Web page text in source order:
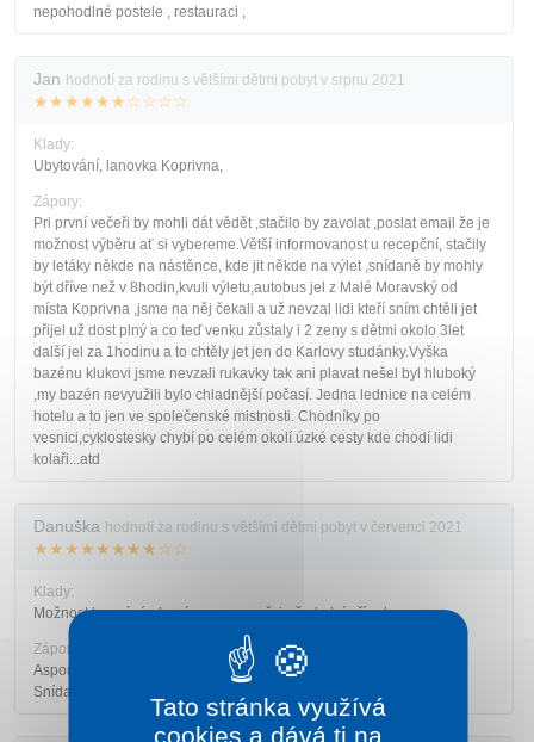
nepohodlné postele , restauraci ,
Jan hodnotí za rodinu s většími dětmi pobyt v srpnu 2021
★★★★★★☆☆☆☆
Klady:
Ubytování, lanovka Koprivna,
Zápory:
Pri první večeři by mohli dát vědět ,stačilo by zavolat ,poslat email že je
možnost výběru ať si vybereme.Větší informovanost u recepční, stačily
by letáky někde na nástěnce, kde jit někde na výlet ,snídaně by mohly
být dříve než v 8hodin,kvuli výletu,autobus jel z Malé Moravský od
místa Koprivna ,jsme na něj čekali a už nevzal lidi kteří sním chtěli jet
přijel už dost plný a co teď venku zůstaly i 2 zeny s dětmi okolo 3let
další jel za 1hodinu a to chtěly jet jen do Karlovy studánky.Vyška
bazénu klukovi jsme nevzali rukavky tak ani plavat nešel byl hluboký
,my bazén nevyužili bylo chladnější počasí. Jedna lednice na celém
hotelu a to jen ve společenské mistnosti. Chodníky po
vesnici,cyklostesky chybí po celém okolí úzké cesty kde chodí lidi
kolaři...atd
Danuška hodnotí za rodinu s většími dětmi pobyt v červenci 2021
★★★★★★★★☆☆
Klady:
Možnost koupání v bazénu a samozřejmě okolní příroda.
Zápory:
Aspoň jednou týdně provedení úklidu. Větší výběr jídel k večeři.
Snídaně dobrá, večeře slabší.
Tato stránka využívá
cookies a dává ti na